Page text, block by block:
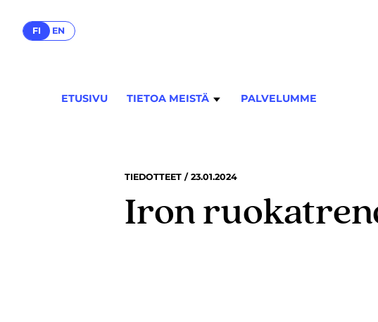
FI EN
ETUSIVU TIETOA MEISTÄ PALVELUMME
TIEDOTTEET / 23.01.2024
Iron